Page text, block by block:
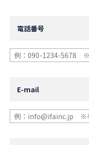
電話番号
E-mail